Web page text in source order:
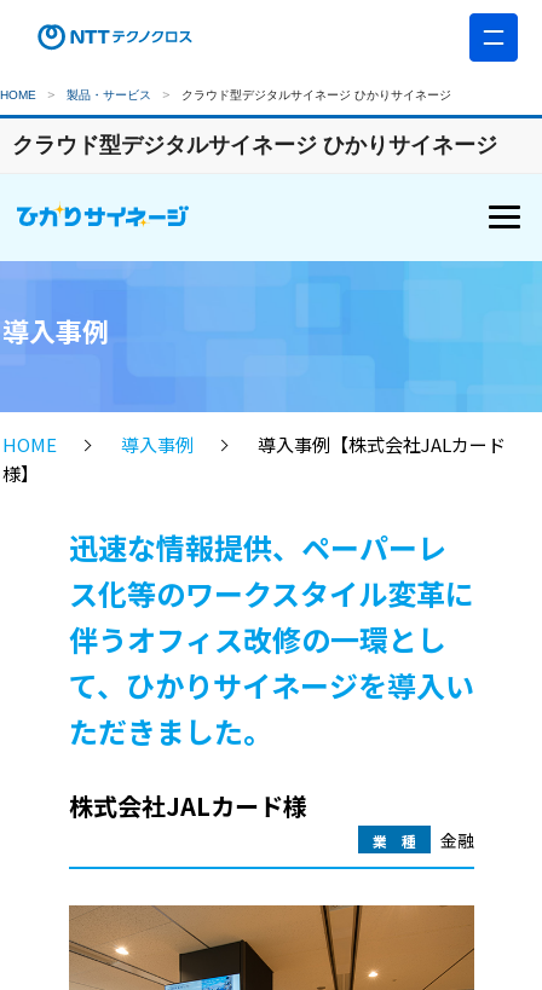
HOME 製品・サービス クラウド型デジタルサイネージ ひかりサイネージ
クラウド型デジタルサイネージ ひかりサイネージ
導入事例
HOME 導入事例
導入事例【株式会社JALカード
様】
迅速な情報提供、ペーパーレ
ス化等のワークスタイル変革に
伴うオフィス改修の一環とし
て、ひかりサイネージを導入い
ただきました。
業 種 金融
株式会社JALカード様